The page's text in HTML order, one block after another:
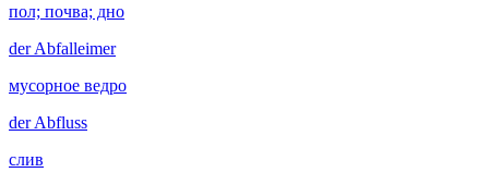
пол; почва; дно
derAbfalleimer
мусорное ведро
derAbfluss
слив